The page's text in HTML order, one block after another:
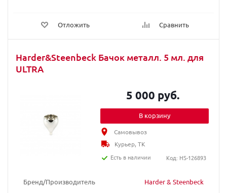
Отложить Сравнить
Harder&Steenbeck Бачок металл. 5 мл. для
ULTRA
Бренд/Производитель Harder & Steenbeck
5 000 руб.
В корзину
Самовывоз
Курьер, ТК
Есть в наличии
Код: HS-126893